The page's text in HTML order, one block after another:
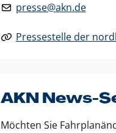
presse@akn.de
Pressestelle der
AKN News-
Möchten Sie